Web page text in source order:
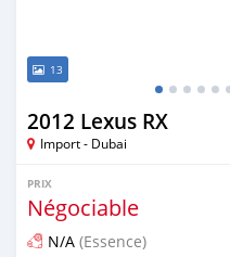
13
2012 Lexus RX
Import - Dubai
PRIX
Négociable
N/A (Essence)